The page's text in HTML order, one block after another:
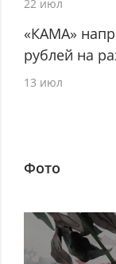
22 июл
«КАМА»
рублей на
13 июл
Фото